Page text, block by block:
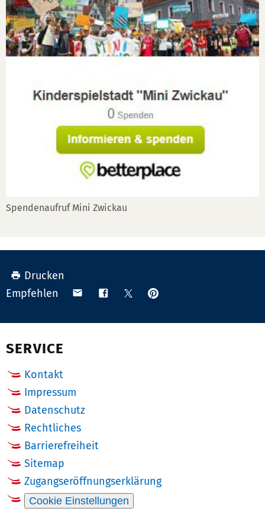
Spendenaufruf Mini Zwickau
Drucken
Empfehlen
Teilen Teilen TeilenAnpinnen
SERVICE
Kontakt
Impressum
Datenschutz
Rechtliches
Barrierefreiheit
Sitemap
Zugangseröffnungserklärung
Cookie Einstellungen